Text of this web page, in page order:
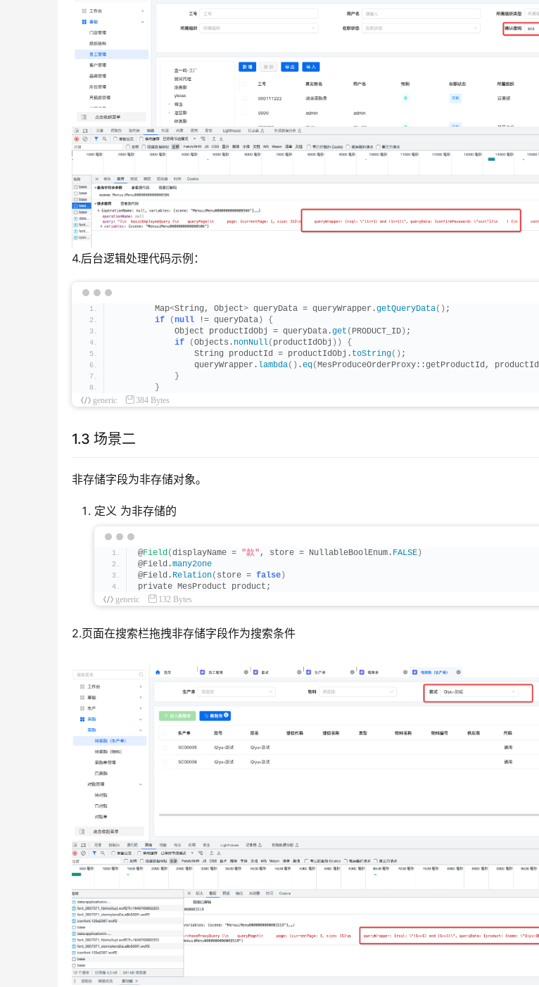
4.后台逻辑处理代码示例：
        Map
<String, Object> queryData = queryWrapper.getQueryData() ;
if
(null != queryData )
{
            Object productIdObj = queryData.
get ( PRODUCT_ID ) ;
if
(Objects. nonNull( productIdObj ))
{
                String productId = productIdObj.
toString() ;
                queryWrapper.
lambda() .eq(MesProduceOrderProxy::getProductId, productId
}
}
generic
384 Bytes
1.3 场景二
非存储字段为非存储对象。
定义 为非存储的
@Field(displayName = "款" , store = NullableBoolEnum. FALSE )
@Field.many2one
@Field. Relation( store = false )
private MesProduct product;
generic
132 Bytes
2.页面在搜索栏拖拽非存储字段作为搜索条件